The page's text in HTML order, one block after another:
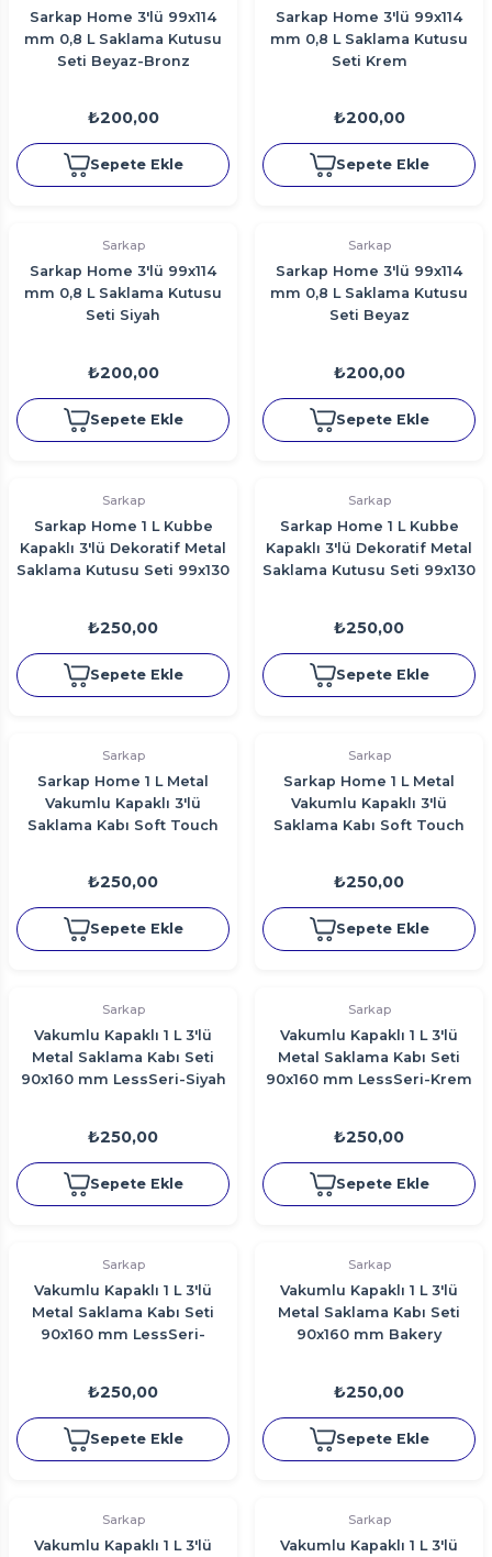
Sarkap Home 3'lü 99x114
mm 0,8 L Saklama Kutusu
Seti Beyaz-Bronz
₺200,00
Sepete Ekle
Sarkap Home 3'lü 99x114
mm 0,8 L Saklama Kutusu
Seti Krem
₺200,00
Sepete Ekle
Sarkap
Sarkap Home 3'lü 99x114
mm 0,8 L Saklama Kutusu
Seti Siyah
₺200,00
Sepete Ekle
Sarkap
Sarkap Home 3'lü 99x114
mm 0,8 L Saklama Kutusu
Seti Beyaz
₺200,00
Sepete Ekle
Sarkap
Sarkap Home 1 L Kubbe
Kapaklı 3'lü Dekoratif Metal
Saklama Kutusu Seti 99x130
₺250,00
Sepete Ekle
Sarkap
Sarkap Home 1 L Kubbe
Kapaklı 3'lü Dekoratif Metal
Saklama Kutusu Seti 99x130
₺250,00
Sepete Ekle
Sarkap
Sarkap Home 1 L Metal
Vakumlu Kapaklı 3'lü
Saklama Kabı Soft Touch
₺250,00
Sepete Ekle
Sarkap
Sarkap Home 1 L Metal
Vakumlu Kapaklı 3'lü
Saklama Kabı Soft Touch
₺250,00
Sepete Ekle
Sarkap
Vakumlu Kapaklı 1 L 3'lü
Metal Saklama Kabı Seti
90x160 mm LessSeri-Siyah
₺250,00
Sepete Ekle
Sarkap
Vakumlu Kapaklı 1 L 3'lü
Metal Saklama Kabı Seti
90x160 mm LessSeri-Krem
₺250,00
Sepete Ekle
Sarkap
Vakumlu Kapaklı 1 L 3'lü
Metal Saklama Kabı Seti
90x160 mm LessSeri-
₺250,00
Sepete Ekle
Sarkap
Vakumlu Kapaklı 1 L 3'lü
Metal Saklama Kabı Seti
90x160 mm Bakery
₺250,00
Sepete Ekle
Sarkap
Vakumlu Kapaklı 1 L 3'lü
Sarkap
Vakumlu Kapaklı 1 L 3'lü